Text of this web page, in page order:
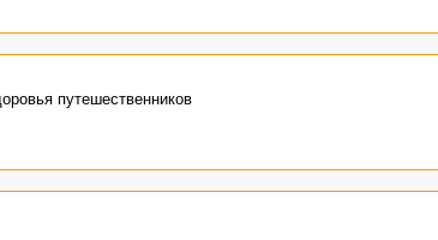
путешественников